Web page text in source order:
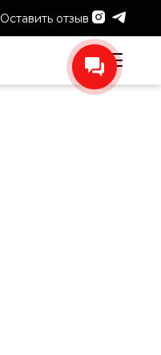
Оставить отзыв